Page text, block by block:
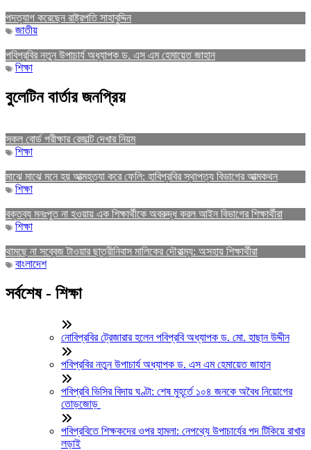
পদত্যাগ করেছেন রাষ্ট্রপতি সাহাবুদ্দিন
জাতীয়
পবিপ্রবির নতুন উপাচার্য অধ্যাপক ড. এস এম হেমায়েত জাহান
শিক্ষা
বুলেটিন বার্তার জনপ্রিয়
সকল বোর্ড পরীক্ষার রেজাল্ট দেখার নিয়ম
শিক্ষা
মাঝে মাঝে মনে হয় আত্মহত্যা করে ফেলি: হাবিপ্রবির স্থাপত্য বিভাগের আত্মকথন
শিক্ষা
বক্তব্য মনঃপুত না হওয়ায় এক শিক্ষার্থীকে অবরুদ্ধ করল আইন বিভাগের শিক্ষার্থীরা
শিক্ষা
থামছে না সব্বেজ টাওয়ার ছাত্রীনিবাস মালিকের দৌরাত্ম্য: অসহায় শিক্ষার্থীরা
বাংলাদেশ
সর্বশেষ - শিক্ষা
নোবিপ্রবির ট্রেজারার হলেন পবিপ্রবি অধ্যাপক ড. মো. হাছান উদ্দীন
পবিপ্রবির নতুন উপাচার্য অধ্যাপক ড. এস এম হেমায়েত জাহান
পবিপ্রবি ভিসির বিদায় ঘণ্টা: শেষ মুহূর্তে ১০৪ জনকে অবৈধ নিয়োগের
তোড়জোড়
পবিপ্রবিতে শিক্ষকদের ওপর হামলা: নেপথ্যে উপাচার্যের পদ টিকিয়ে রাখার
লড়াই